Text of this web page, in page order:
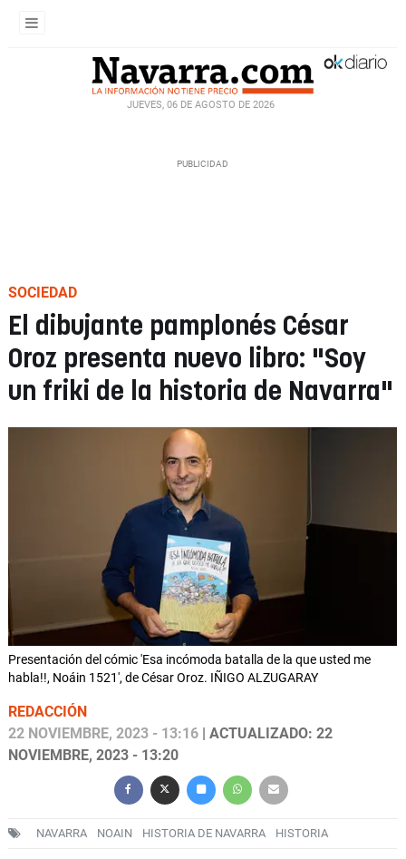
JUEVES, 06 DE AGOSTO DE 2026
SOCIEDAD
El dibujante pamplonés César
Oroz presenta nuevo libro: "Soy
un friki de la historia de Navarra"
Presentación del cómic 'Esa incómoda batalla de la que usted me
habla!!, Noáin 1521', de César Oroz. IÑIGO ALZUGARAY
REDACCIÓN
22 NOVIEMBRE, 2023 - 13:16 | ACTUALIZADO: 22
NOVIEMBRE, 2023 - 13:20
NAVARRA NOAIN HISTORIA DE NAVARRA HISTORIA